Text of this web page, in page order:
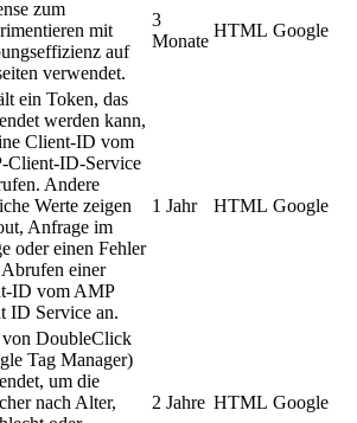
zum
mit
auf
verwendet.
3
Monate
HTML Google
ein Token, das
werden kann,
Client-ID vom
Client-ID-Service
Andere
Werte zeigen
Anfrage im
oder einen Fehler
einer
ID vom AMP
ID Service an.
1 Jahr HTML Google
DoubleClick
Tag Manager)
um die
nach Alter,
2 Jahre HTML Google